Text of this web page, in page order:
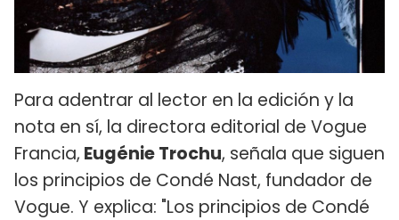
Para adentrar al lector en la edición y la
nota en sí, la directora editorial de Vogue
Francia, Eugénie Trochu, señala que siguen
los principios de Condé Nast, fundador de
Vogue. Y explica: "Los principios de Condé